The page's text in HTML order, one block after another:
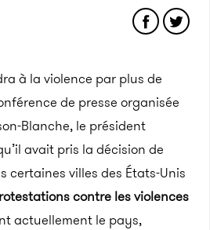
à la violence par plus de
de presse organisée
Blanche, le président
avait pris la décision de
certaines villes des États-Unis
contre les violences
actuellement le pays,